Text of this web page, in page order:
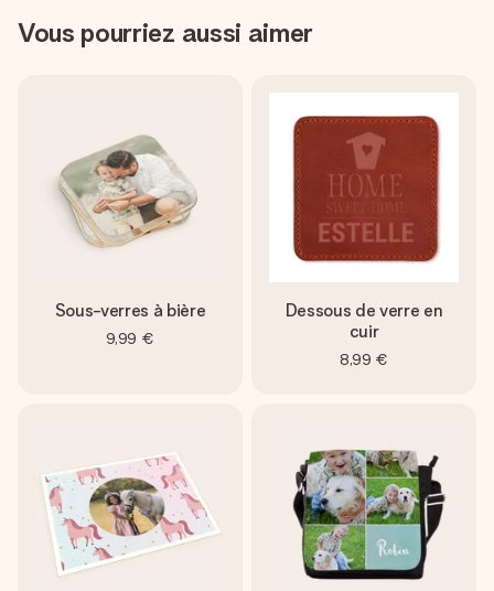
Vous pourriez aussi aimer
Sous-verres à bière
9,99 €
Dessous de verre en
cuir
8,99 €